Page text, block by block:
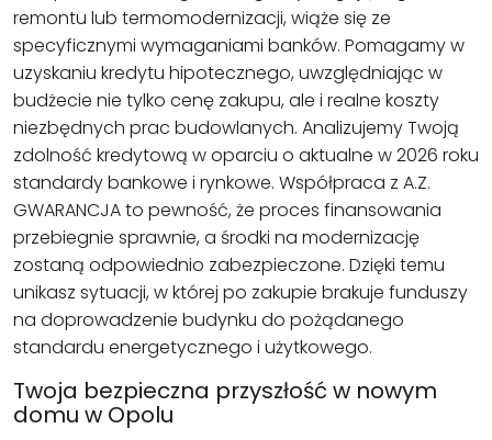
remontu lub termomodernizacji, wiąże się ze
specyficznymi wymaganiami banków. Pomagamy w
uzyskaniu kredytu hipotecznego, uwzględniając w
budżecie nie tylko cenę zakupu, ale i realne koszty
niezbędnych prac budowlanych. Analizujemy Twoją
zdolność kredytową w oparciu o aktualne w 2026 roku
standardy bankowe i rynkowe. Współpraca z A.Z.
GWARANCJA to pewność, że proces finansowania
przebiegnie sprawnie, a środki na modernizację
zostaną odpowiednio zabezpieczone. Dzięki temu
unikasz sytuacji, w której po zakupie brakuje funduszy
na doprowadzenie budynku do pożądanego
standardu energetycznego i użytkowego.
Twoja bezpieczna przyszłość w nowym
domu w Opolu